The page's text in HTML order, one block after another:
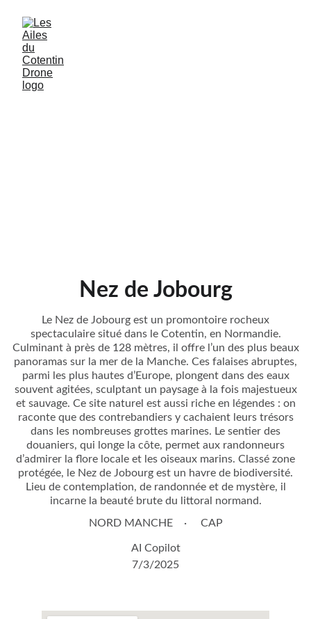
Nez de Jobourg
Le Nez de Jobourg est un promontoire rocheux
spectaculaire situé dans le Cotentin, en Normandie.
Culminant à près de 128 mètres, il offre l’un des plus beaux
panoramas sur la mer de la Manche. Ces falaises abruptes,
parmi les plus hautes d’Europe, plongent dans des eaux
souvent agitées, sculptant un paysage à la fois majestueux
et sauvage. Ce site naturel est aussi riche en légendes : on
raconte que des contrebandiers y cachaient leurs trésors
dans les nombreuses grottes marines. Le sentier des
douaniers, qui longe la côte, permet aux randonneurs
d’admirer la flore locale et les oiseaux marins. Classé zone
protégée, le Nez de Jobourg est un havre de biodiversité.
Lieu de contemplation, de randonnée et de mystère, il
incarne la beauté brute du littoral normand.
NORD MANCHE
CAP
AI Copilot
7/3/2025